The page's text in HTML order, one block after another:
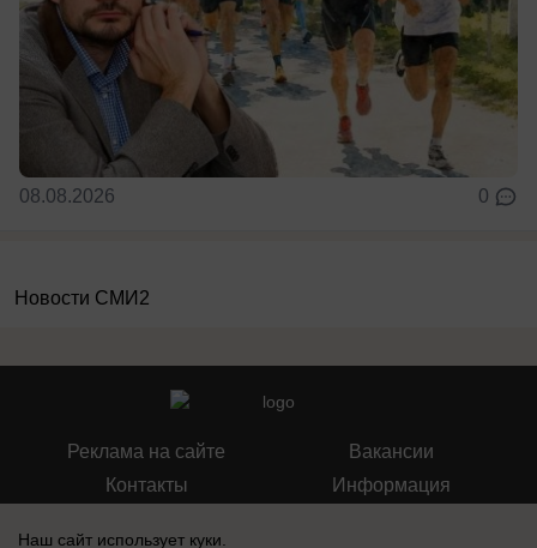
08.08.2026 0
Новости СМИ2
Реклама на сайте
Контакты
Вакансии
Информация
Наш сайт использует куки.